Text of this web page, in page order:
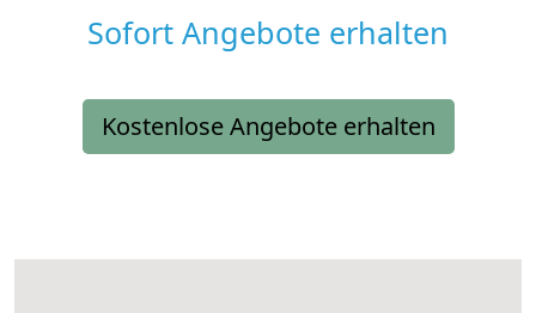
Sofort Angebote erhalten
Kostenlose Angebote erhalten